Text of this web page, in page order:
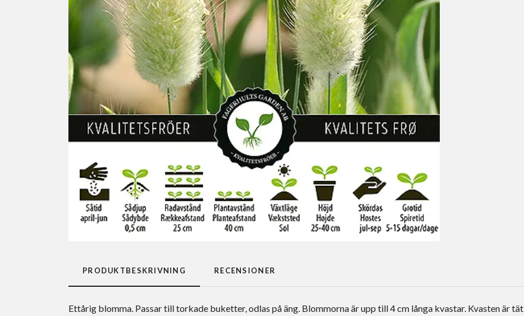
PRODUKTBESKRIVNING RECENSIONER
Ettårig blomma. Passar till torkade buketter, odlas på äng. Blommorna är upp till 4 cm långa kvastar. Kvasten är